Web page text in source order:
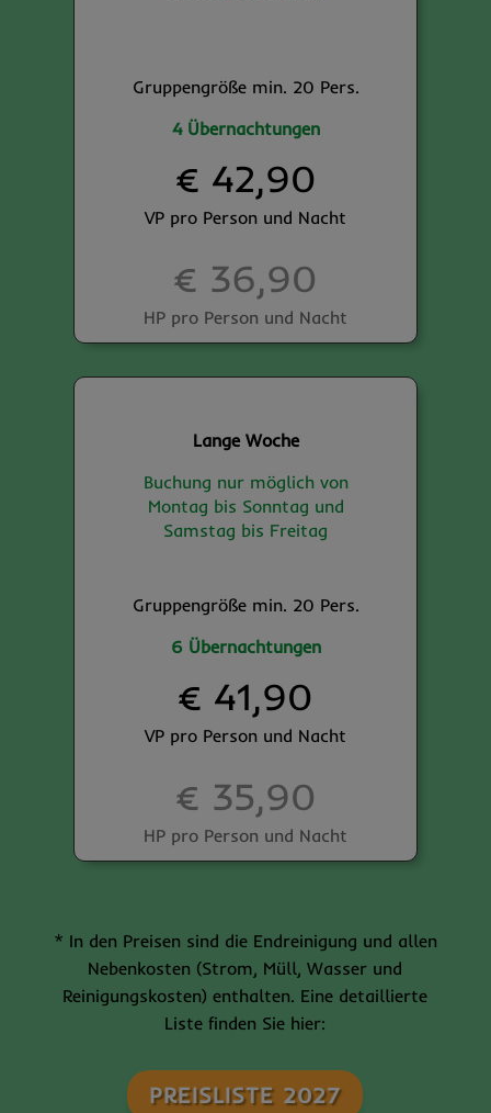
Gruppengröße min. 20 Pers.
4 Übernachtungen
€ 42,90
VP pro Person und Nacht
€ 36,90
HP pro Person und Nacht
Lange Woche
Buchung nur möglich von
Montag bis Sonntag und
Samstag bis Freitag
Gruppengröße min. 20 Pers.
6 Übernachtungen
€ 41,90
VP pro Person und Nacht
€ 35,90
HP pro Person und Nacht
* In den Preisen sind die Endreinigung und allen
Nebenkosten (Strom, Müll, Wasser und
Reinigungskosten) enthalten. Eine detaillierte
Liste finden Sie hier:
PREISLISTE 2027